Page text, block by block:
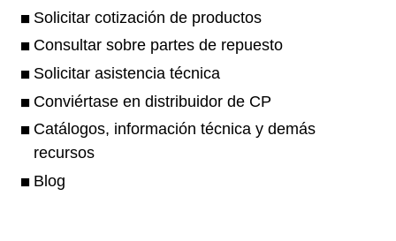
Solicitar cotización de productos
Consultar sobre partes de repuesto
Solicitar asistencia técnica
Conviértase en distribuidor de CP
Catálogos, información técnica y demás
recursos
Blog